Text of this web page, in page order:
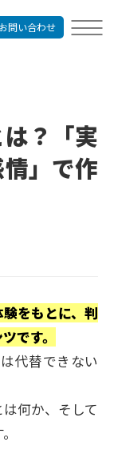
お問い合わせ
？「実
」で作
をもとに、判
です。
代替できない
何か、そして